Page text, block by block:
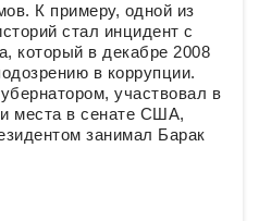
К примеру, одной из
стал инцидент с
который в декабре 2008
в коррупции.
участвовал в
места в сенате США,
занимал Барак